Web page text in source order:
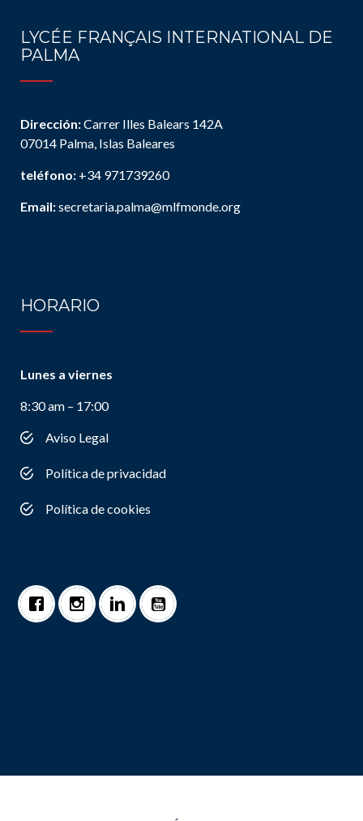
LYCÉE FRANÇAIS INTERNATIONAL DE
PALMA
Dirección:Carrer Illes Balears 142A
07014 Palma, Islas Baleares
teléfono: +34 971739260
Email:secretaria.palma@mlfmonde.org
HORARIO
Lunes a viernes
8:30 am – 17:00
Aviso Legal
Política de privacidad
Política de cookies